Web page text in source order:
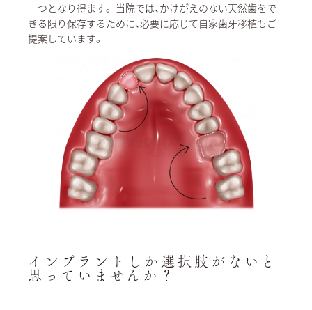
一つとなり得ます。 当院では、かけがえのない天然歯をで
きる限り保存するために、必要に応じて自家歯牙移植もご
提案しています。
インプラントしか選択肢がないと
思っていませんか？